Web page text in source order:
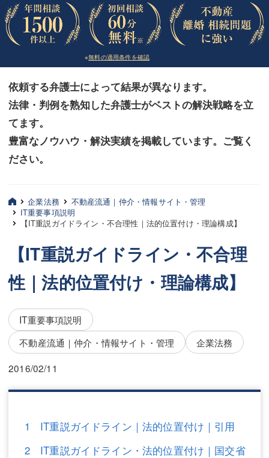
刑事弁護
交通事故
法律相談など（その他）
お客様へ
みずほ中央の特長・実質編
みずほ中央の特長・形式編
三平 聡史
坂本 陽一
桶川 聡
三平 隆史
吉元 優仁
小川 祐
弁護士費用
不動産
相続・遺言
※無料の適用条件を確認
依頼する弁護士によって結果が異なります。
法律・判例を熟知した弁護士がベストの解決戦略を立
てます。
豊富なノウハウ・解決実績を掲載しています。ご覧く
ださい。
刑事弁護
交通事故
法律相談など（その他）
お客様へ
みずほ中央の特長・実質編
みずほ中央の特長・形式編
三平 聡史
坂本 陽一
桶川 聡
三平 隆史
吉元 優仁
弁護士費用
不動産
相続・遺言
離婚（夫婦間トラブル）
企業法務
不動産流通｜仲介・情報サイト・管理
IT重要事項説明
【IT重説ガイドライン・不合理性｜法的位置付け・理論構成】
【IT重説ガイドライン・不合理
性｜法的位置付け・理論構成】
IT重要事項説明
不動産流通｜仲介・情報サイト・管理
企業法務
2016/02/11
1 IT重説ガイドライン｜法的位置付け｜引用
2 IT重説ガイドライン・法的位置付け｜国交省